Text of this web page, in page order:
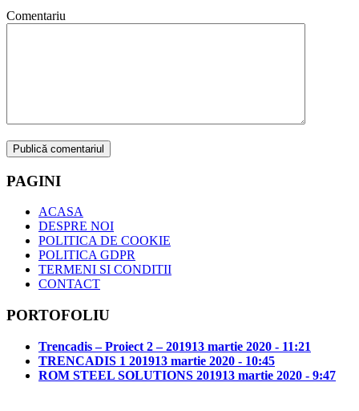
Comentariu
PAGINI
ACASA
DESPRE NOI
POLITICA DE COOKIE
POLITICA GDPR
TERMENI SI CONDITII
CONTACT
PORTOFOLIU
Trencadis – Proiect 2 – 201913 martie 2020 - 11:21
TRENCADIS 1 201913 martie 2020 - 10:45
ROM STEEL SOLUTIONS 201913 martie 2020 - 9:47